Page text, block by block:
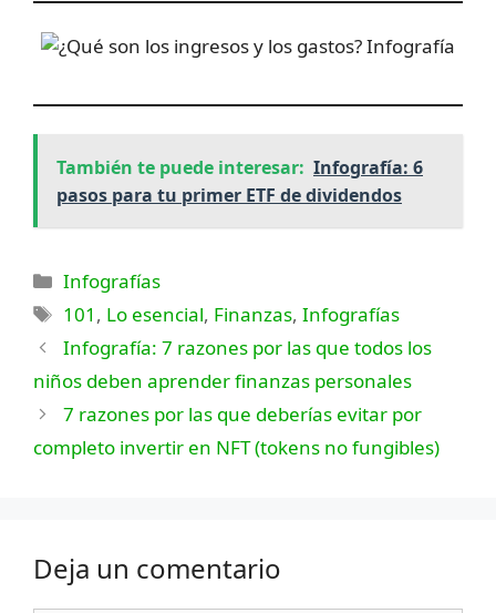
También te puede interesar: Infografía: 6
pasos para tu primer ETF de dividendos
Categorías
Infografías
Etiquetas
101 , Lo esencial, Finanzas,Infografías
Infografía: 7 razones por las que todos los
niños deben aprender finanzas personales
7 razones por las que deberías evitar por
completo invertir en NFT (tokens no fungibles)
Deja un comentario